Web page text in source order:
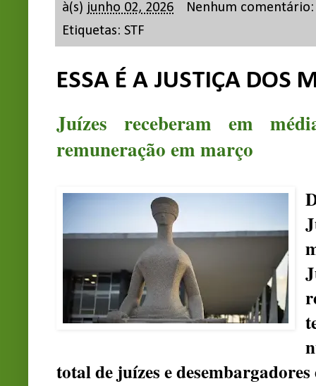
à(s) junho 02, 2026
Nenhum
Etiquetas: STF
ESSA É A JUSTIÇA DOS
Juízes receberam em
remuneração em março
total de juízes e